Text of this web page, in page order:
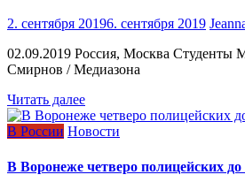
2. сентября 20196. сентября 2019
02.09.2019 Россия, Москва Студенты
Смирнов / Медиазона
Читать далее
В России Новости
В Воронеже четверо полицейских